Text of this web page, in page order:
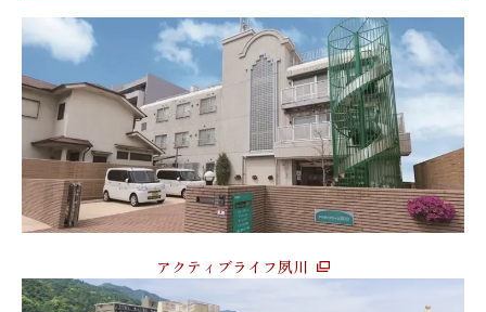
アクティブライフ夙川